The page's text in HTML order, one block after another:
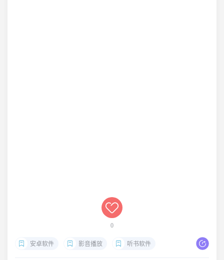
0
安卓软件 影音播放 听书软件